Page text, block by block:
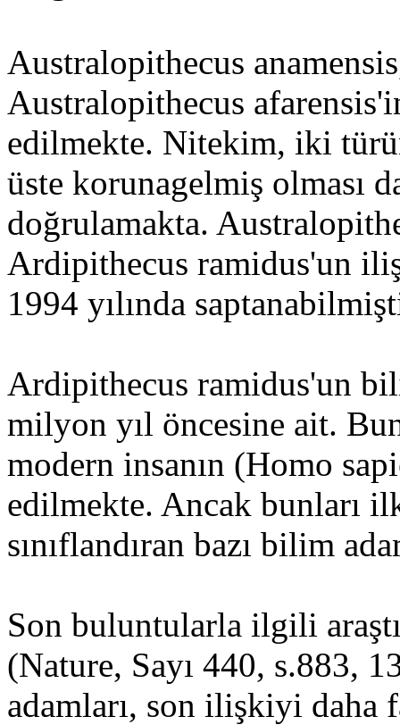
Australopithecus
Australopithecus
edilmekte. Nitekim, iki
üste korunagelmiş olması
doğrulamakta.
Ardipithecus ramidus'un
1994 yılında
Ardipithecus ramidus'un
milyon yıl öncesine ait.
modern insanın (Homo
edilmekte. Ancak bunları
sınıflandıran bazı bilim
Son buluntularla ilgili
(Nature, Sayı 440, s.883,
adamları, son ilişkiyi daha